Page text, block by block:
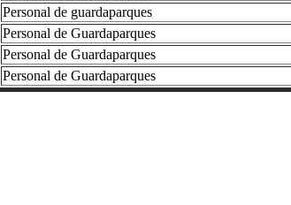
Personal de guardaparques
Personal de Guardaparques
Personal de Guardaparques
Personal de Guardaparques